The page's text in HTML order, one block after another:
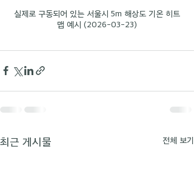
실제로 구동되어 있는 서울시 5m 해상도 기온 히트
맵 예시 (2026-03-23)
최근 게시물 전체 보기